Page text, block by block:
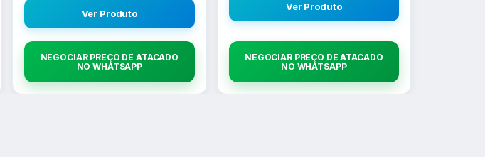
Ver Produto
NEGOCIAR PREÇO DE ATACADO
NO WHATSAPP
Ver Produto
NEGOCIAR PREÇO DE ATACADO
NO WHATSAPP